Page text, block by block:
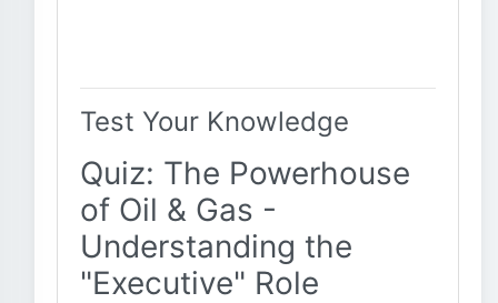
Test Your Knowledge
Quiz: The Powerhouse
of Oil & Gas -
Understanding the
"Executive" Role